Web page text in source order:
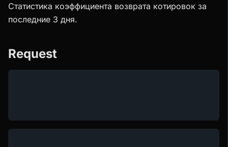
Статистика коэффициента возврата котировок за
последние 3 дня.
Request